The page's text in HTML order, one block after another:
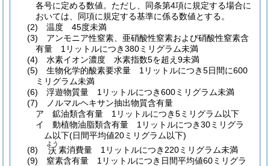
各号に定める数値。 ただし、同条第4項に規定する場合に
おいては、同項に規定する基準に係る数値とする。
(2)
温度 45度未満
(3)
アンモニア性窒素、亜硝酸性窒素および硝酸性窒素含
有量 1リットルにつき380ミリグラム未満
(4)
水素イオン濃度 水素指数5を超え9未満
(5)
生物化学的酸素要求量 1リットルにつき5日間に600
ミリグラム未満
(6)
浮遊物質量 1リットルにつき600ミリグラム未満
(7)
ノルマルヘキサン抽出物質含有量
ア
鉱油類含有量 1リットルにつき5ミリグラム以下
イ
動植物油脂類含有量 1リットルにつき30ミリグラ
ム以下(日間平均値20ミリグラム以下)
(8)
沃
よう
素消費量 1リットルにつき220ミリグラム未満
(9)
窒素含有量 1リットルにつき日間平均値60ミリグラ